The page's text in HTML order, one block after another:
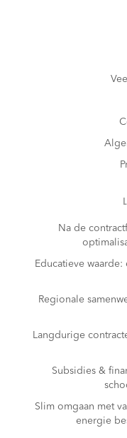
Na de
Educatieve
Regionale
Langdurige
Subsidies &
Slim omgaan met
energie